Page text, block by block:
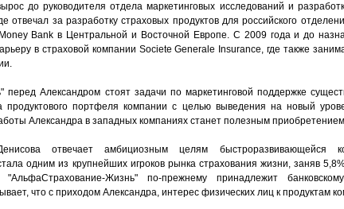
до руководителя отдела маркетинговых исследований и
отвечал за разработку страховых продуктов для российского
Bank в Центральной и Восточной Европе. С 2009 года и до
в страховой компании Societe Generale Insurance, где также
перед Александром стоят задачи по маркетинговой поддержке
портфеля компании с целью выведения на новый
Александра в западных компаниях станет полезным
отвечает амбициозным целям
одним из крупнейших игроков рынка страхования жизни, заняв
Жизнь" по-прежнему принадлежит
что с приходом Александра, интерес физических лиц к продуктам